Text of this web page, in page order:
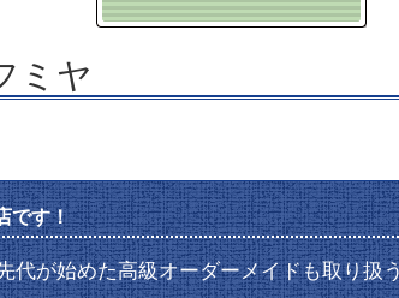
ミヤ
です！
代が始めた高級オーダーメイドも取り扱